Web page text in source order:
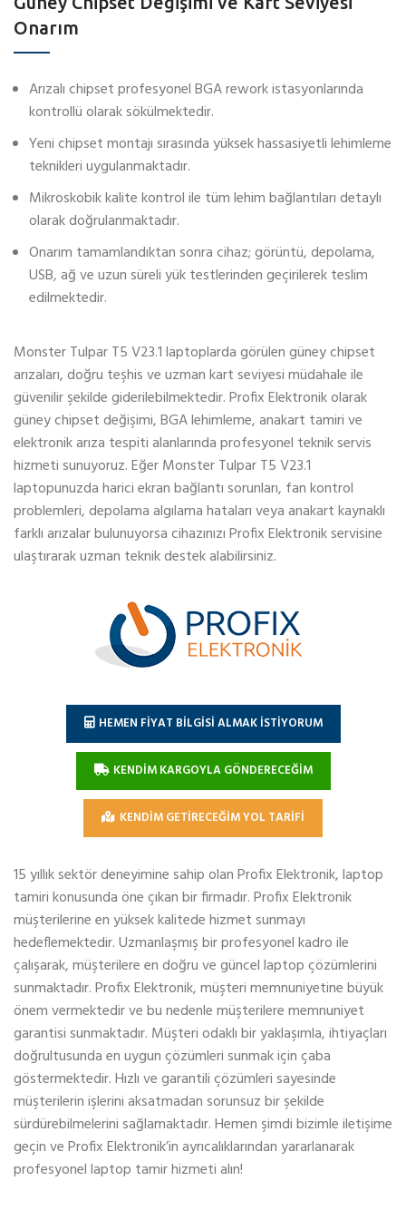
Onarım
Arızalı chipset profesyonel BGA rework istasyonlarında
kontrollü olarak sökülmektedir.
Yeni chipset montajı sırasında yüksek hassasiyetli lehimleme
teknikleri uygulanmaktadır.
Mikroskobik kalite kontrol ile tüm lehim bağlantıları detaylı
olarak doğrulanmaktadır.
Onarım tamamlandıktan sonra cihaz; görüntü, depolama,
USB, ağ ve uzun süreli yük testlerinden geçirilerek teslim
edilmektedir.
Monster Tulpar T5 V23.1 laptoplarda görülen güney chipset
arızaları, doğru teşhis ve uzman kart seviyesi müdahale ile
güvenilir şekilde giderilebilmektedir. Profix Elektronik olarak
güney chipset değişimi, BGA lehimleme, anakart tamiri ve
elektronik arıza tespiti alanlarında profesyonel teknik servis
hizmeti sunuyoruz. Eğer Monster Tulpar T5 V23.1
laptopunuzda harici ekran bağlantı sorunları, fan kontrol
problemleri, depolama algılama hataları veya anakart kaynaklı
farklı arızalar bulunuyorsa cihazınızı Profix Elektronik servisine
ulaştırarak uzman teknik destek alabilirsiniz.
HEMEN FİYAT BİLGİSİ ALMAK İSTİYORUM
KENDİM KARGOYLA GÖNDERECEĞİM
KENDİM GETİRECEĞİM YOL TARİFİ
15 yıllık sektör deneyimine sahip olan Profix Elektronik, laptop
tamiri konusunda öne çıkan bir firmadır. Profix Elektronik
müşterilerine en yüksek kalitede hizmet sunmayı
hedeflemektedir. Uzmanlaşmış bir profesyonel kadro ile
çalışarak, müşterilere en doğru ve güncel laptop çözümlerini
sunmaktadır. Profix Elektronik, müşteri memnuniyetine büyük
önem vermektedir ve bu nedenle müşterilere memnuniyet
garantisi sunmaktadır. Müşteri odaklı bir yaklaşımla, ihtiyaçları
doğrultusunda en uygun çözümleri sunmak için çaba
göstermektedir. Hızlı ve garantili çözümleri sayesinde
müşterilerin işlerini aksatmadan sorunsuz bir şekilde
sürdürebilmelerini sağlamaktadır. Hemen şimdi bizimle iletişime
geçin ve Profix Elektronik’in ayrıcalıklarından yararlanarak
profesyonel laptop tamir hizmeti alın!